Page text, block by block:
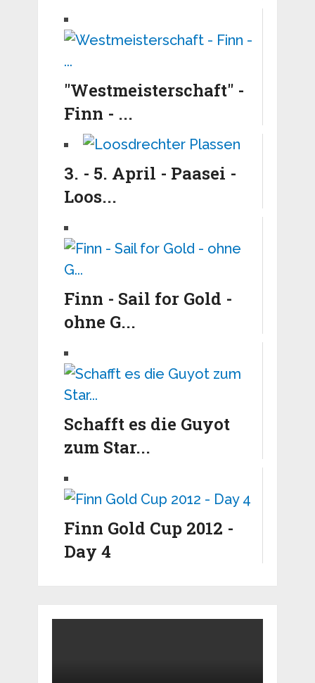
"Westmeisterschaft" -
Finn - ...
3. - 5. April - Paasei -
Loos...
Finn - Sail for Gold -
ohne G...
Schafft es die Guyot
zum Star...
Finn Gold Cup 2012 -
Day 4